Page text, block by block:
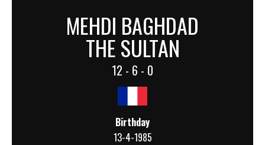
MEHDI BAGHDAD
THE SULTAN
12 - 6 - 0
Birthday
13-4-1985